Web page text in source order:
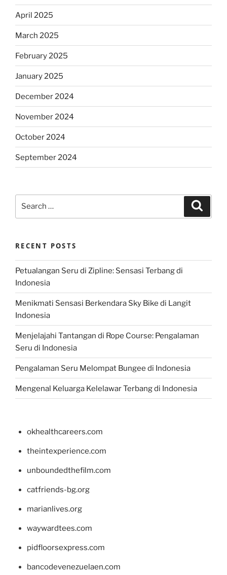
April 2025
March 2025
February 2025
January 2025
December 2024
November 2024
October 2024
September 2024
RECENT POSTS
Petualangan Seru di Zipline: Sensasi Terbang di
Indonesia
Menikmati Sensasi Berkendara Sky Bike di Langit
Indonesia
Menjelajahi Tantangan di Rope Course: Pengalaman
Seru di Indonesia
Pengalaman Seru Melompat Bungee di Indonesia
Mengenal Keluarga Kelelawar Terbang di Indonesia
okhealthcareers.com
theintexperience.com
unboundedthefilm.com
catfriends-bg.org
marianlives.org
waywardtees.com
pidfloorsexpress.com
bancodevenezuelaen.com